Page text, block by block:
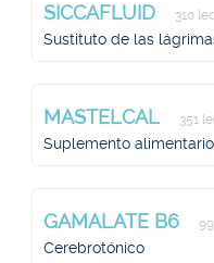
SICCAFLUID 310
Sustituto de las
MASTELCAL 351
Suplemento alimentario
GAMALATE B6
Cerebrotónico